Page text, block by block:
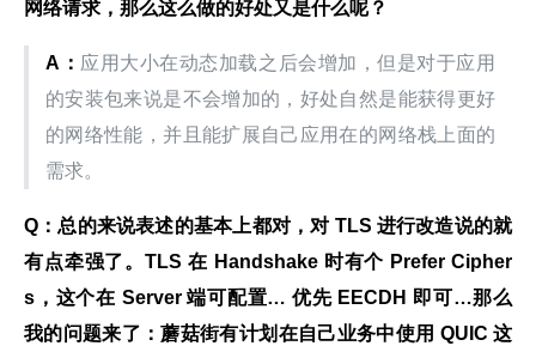
网络请求，那么这么做的好处又是什么呢？
A： 应用大小在动态加载之后会增加，但是对于应用
的安装包来说是不会增加的，好处自然是能获得更好
的网络性能，并且能扩展自己应用在的网络栈上面的
需求。
Q：总的来说表述的基本上都对，对 TLS 进行改造说的就
有点牵强了。TLS 在 Handshake 时有个 Prefer Cipher
s，这个在 Server 端可配置… 优先 EECDH 即可…那么
我的问题来了：蘑菇街有计划在自己业务中使用 QUIC 这